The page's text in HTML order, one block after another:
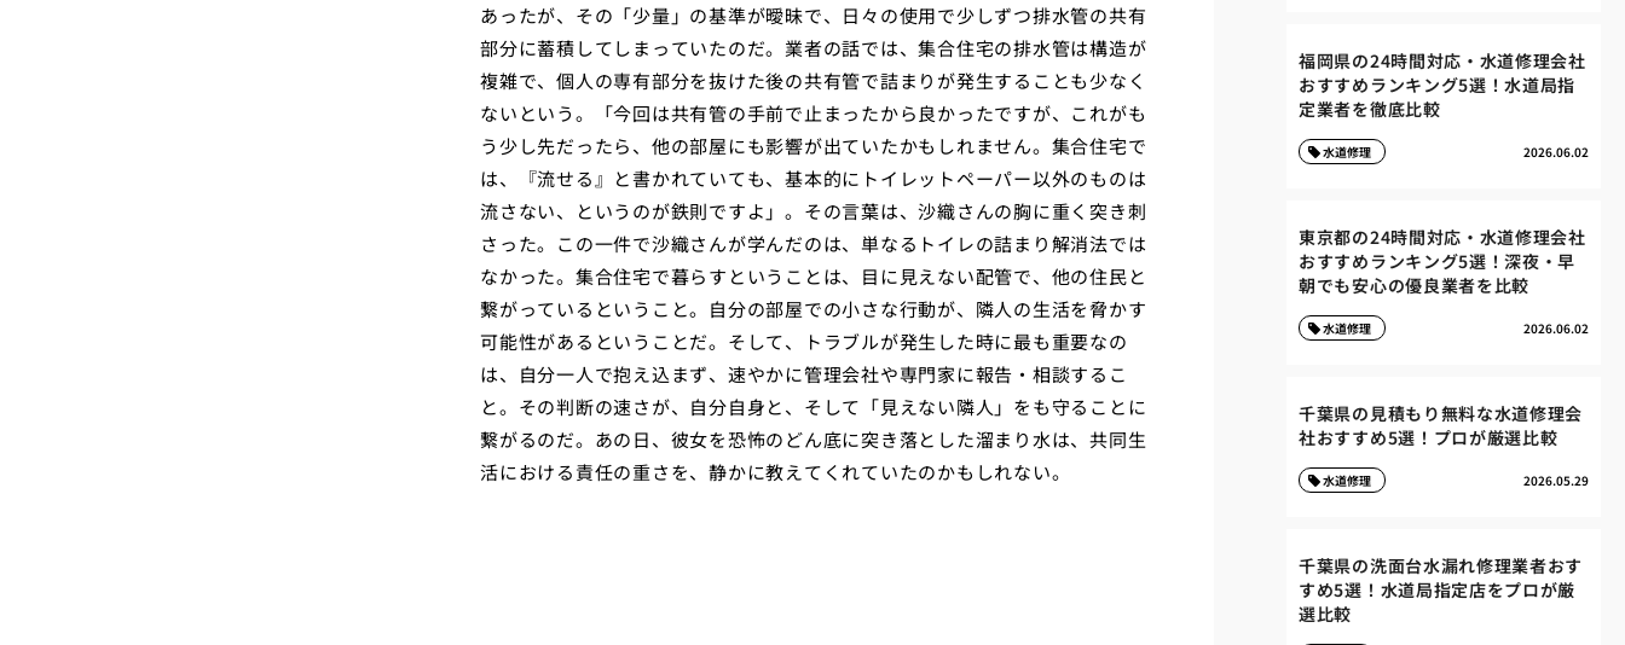
あったが、その「少量」の基準が曖昧で、日々の使用で少しずつ排水管の共有
部分に蓄積してしまっていたのだ。業者の話では、集合住宅の排水管は構造が
複雑で、個人の専有部分を抜けた後の共有管で詰まりが発生することも少なく
ないという。「今回は共有管の手前で止まったから良かったですが、これがも
う少し先だったら、他の部屋にも影響が出ていたかもしれません。集合住宅で
は、『流せる』と書かれていても、基本的にトイレットペーパー以外のものは
流さない、というのが鉄則ですよ」。その言葉は、沙織さんの胸に重く突き刺
さった。この一件で沙織さんが学んだのは、単なるトイレの詰まり解消法では
なかった。集合住宅で暮らすということは、目に見えない配管で、他の住民と
繋がっているということ。自分の部屋での小さな行動が、隣人の生活を脅かす
可能性があるということだ。そして、トラブルが発生した時に最も重要なの
は、自分一人で抱え込まず、速やかに管理会社や専門家に報告・相談するこ
と。その判断の速さが、自分自身と、そして「見えない隣人」をも守ることに
繋がるのだ。あの日、彼女を恐怖のどん底に突き落とした溜まり水は、共同生
活における責任の重さを、静かに教えてくれていたのかもしれない。
福岡県の24時間対応・水道修理会社
おすすめランキング5選！水道局指
定業者を徹底比較
2026.06.02
水道修理
東京都の24時間対応・水道修理会社
おすすめランキング5選！深夜・早
朝でも安心の優良業者を比較
2026.06.02
水道修理
千葉県の見積もり無料な水道修理会
社おすすめ5選！プロが厳選比較
2026.05.29
水道修理
千葉県の洗面台水漏れ修理業者おす
すめ5選！水道局指定店をプロが厳
選比較